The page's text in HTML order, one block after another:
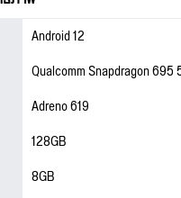
Android 12
Qualcomm Snapdragon 695
Adreno 619
128GB
8GB